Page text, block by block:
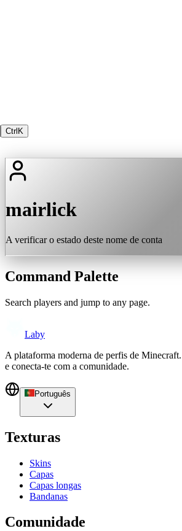
Ctrl K
mairlick
A verificar o estado deste nome de conta
Command Palette
Search players and jump to any page.
Laby
A plataforma moderna de perfis de
e conecta-te com a comunidade.
Português
Texturas
Skins
Capas
Capas longas
Bandanas
Comunidade